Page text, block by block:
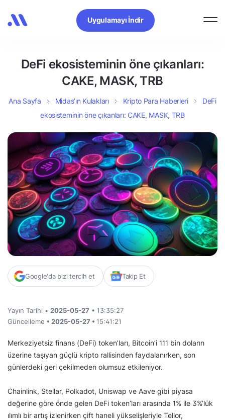
Uygulamayı İndir
DeFi ekosisteminin öne çıkanları:
CAKE, MASK, TRB
Ana Sayfa Midas’ın Kulakları Kripto Para Haberleri
DeFi
ekosisteminin öne çıkanları: CAKE, MASK, TRB
Google'da bizi tercih et Takip Et
Yayın Tarihi • 2025-05-27 • 13:35:27
Güncelleme • 2025-05-27 • 15:41:21
Merkeziyetsiz finans (DeFi) token’ları, Bitcoin’i 111 bin doların
üzerine taşıyan güçlü kripto rallisinden faydalanırken, son
günlerdeki geri çekilmeden olumsuz etkileniyor.
Chainlink, Stellar, Polkadot, Uniswap ve Aave gibi piyasa
değerine göre önde gelen DeFi token’ları arasında 1% ile 3%’lük
ılımlı bir artış izlenirken çift haneli yükselişleriyle Tellor,